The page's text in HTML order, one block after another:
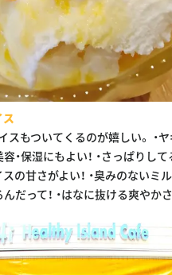
スもついてくるのが嬉しい。 ・
・保湿にもよい！ ・さっぱりして
の甘さがよい！ ・臭みのないミ
だって！ ・はなに抜ける爽やかさ